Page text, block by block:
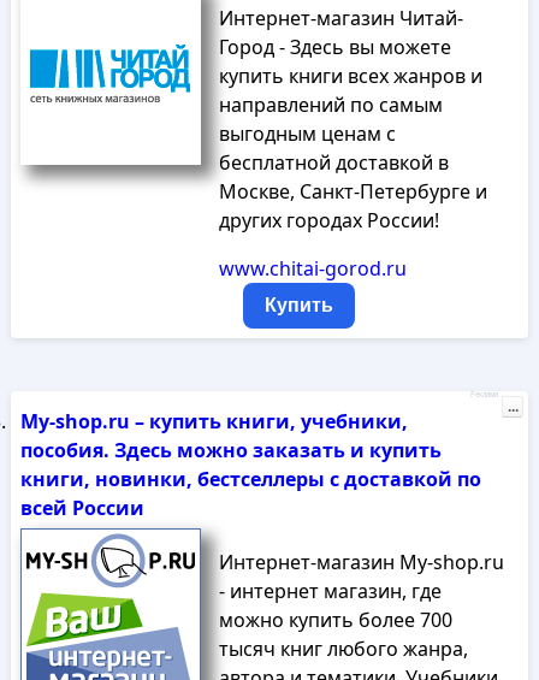
Интернет-магазин Читай-
Город - Здесь вы можете
купить книги всех жанров и
направлений по самым
выгодным ценам с
бесплатной доставкой в
Москве, Санкт-Петербурге и
других городах России!
www.chitai-gorod.ru
Купить
My-shop.ru – купить книги, учебники,
пособия. Здесь можно заказать и купить
книги, новинки, бестселлеры с доставкой по
всей России
Интернет-магазин My-shop.ru
- интернет магазин, где
можно купить более 700
тысяч книг любого жанра,
Реклама
...